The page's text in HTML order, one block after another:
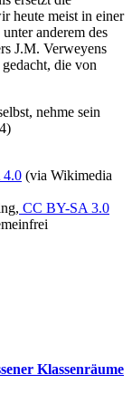
heute meist in einer
anderem des
J.M. Verweyens
die von
nehme sein
4.0 (via Wikimedia
CC BY-SA 3.0
Klassenräume